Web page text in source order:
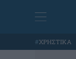
#ΧΡΗΣΤΙΚΑ